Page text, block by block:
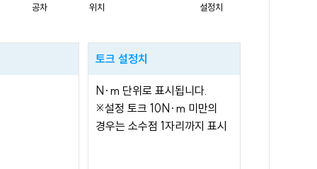
공차
위치
설정치
토크 설정치
N·m 단위로 표시됩니다.
※설정 토크 10N·m 미만의
경우는 소수점 1자리까지 표시